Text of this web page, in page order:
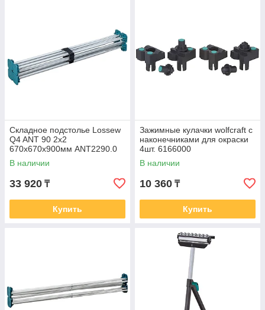
Складное подстолье Lossew
Q4 ANT 90 2х2
670х670х900мм ANT2290.0
В наличии
33 920 ₸
Купить
Зажимные кулачки wolfcraft с
наконечниками для окраски
4шт. 6166000
В наличии
10 360 ₸
Купить